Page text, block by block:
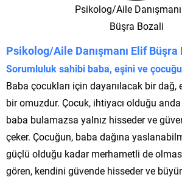
Psikolog/Aile
Büşra Bozali
Psikolog/Aile Danışmanı Elif Büşra
Sorumluluk sahibi baba, eşini ve
Baba çocukları için dayanılacak bir dağ,
bir omuzdur. Çocuk, ihtiyacı olduğu
baba bulamazsa yalnız hisseder ve
çeker. Çocuğun, baba dağına
güçlü olduğu kadar merhametli de
gören, kendini güvende hisseder ve